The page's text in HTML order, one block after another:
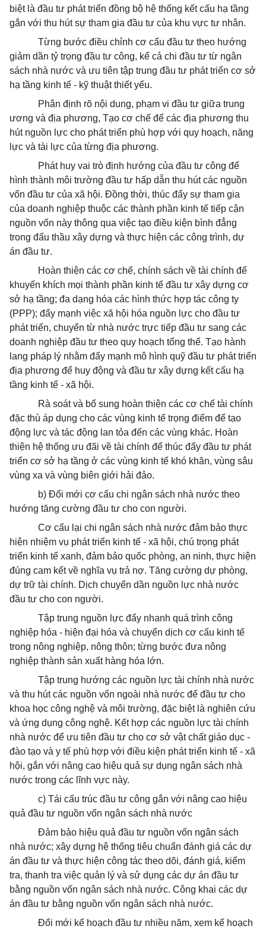
biệt là đầu tư phát triển đồng bộ hệ thống kết cấu hạ tầng
gắn với thu hút sự tham gia đầu tư của khu vực tư nhân.
Từng bước điều chỉnh cơ cấu đầu tư theo hướng
giảm dần tỷ trọng đầu tư công, kể cả chi đầu tư từ ngân
sách nhà nước và ưu tiên tập trung đầu tư phát triển cơ sở
hạ tầng kinh tế - kỹ thuật thiết yếu.
Phân định rõ nội dung, phạm vi đầu tư giữa trung
ương và địa phương, Tạo cơ chế để các địa phương thu
hút nguồn lực cho phát triển phù hợp với quy hoạch, năng
lực và tài lực của từng địa phương.
Phát huy vai trò định hướng của đầu tư công để
hình thành môi trường đầu tư hấp dẫn thu hút các nguồn
vốn đầu tư của xã hội. Đồng thời, thúc đẩy sự tham gia
của doanh nghiệp thuộc các thành phần kinh tế tiếp cận
nguồn vốn này thông qua việc tạo điều kiện bình đẳng
trong đấu thầu xây dựng và thực hiện các công trình, dự
án đầu tư.
Hoàn thiện các cơ chế, chính sách về tài chính để
khuyến khích mọi thành phần kinh tế đầu tư xây dựng cơ
sở hạ tầng; đa dạng hóa các hình thức hợp tác công ty
(PPP); đẩy mạnh việc xã hội hóa nguồn lực cho đầu tư
phát triển, chuyển từ nhà nước trực tiếp đầu tư sang các
doanh nghiệp đầu tư theo quy hoạch tổng thể. Tạo hành
lang pháp lý nhằm đẩy mạnh mô hình quỹ đầu tư phát triển
địa phương để huy động và đầu tư xây dựng kết cấu hạ
tầng kinh tế - xã hội.
Rà soát và bổ sung hoàn thiện các cơ chế tài chính
đặc thù áp dụng cho các vùng kinh tế trọng điểm để tạo
động lực và tác động lan tỏa đến các vùng khác. Hoàn
thiện hệ thống ưu đãi về tài chính để thúc đẩy đầu tư phát
triển cơ sở hạ tầng ở các vùng kinh tế khó khăn, vùng sâu
vùng xa và vùng biên giới hải đảo.
b) Đổi mới cơ cấu chi ngân sách nhà nước theo
hướng tăng cường đầu tư cho con người.
Cơ cấu lại chi ngân sách nhà nước đảm bảo thực
hiện nhiệm vụ phát triển kinh tế - xã hội, chú trọng phát
triển kinh tế xanh, đảm bảo quốc phòng, an ninh, thực hiện
đúng cam kết về nghĩa vụ trả nợ. Tăng cường dự phòng,
dự trữ tài chính. Dịch chuyển dần nguồn lực nhà nước
đầu tư cho con người.
Tập trung nguồn lực đẩy nhanh quá trình công
nghiệp hóa - hiện đại hóa và chuyển dịch cơ cấu kinh tế
trong nông nghiệp, nông thôn; từng bước đưa nông
nghiệp thành sản xuất hàng hóa lớn.
Tập trung hướng các nguồn lực tài chính nhà nước
và thu hút các nguồn vốn ngoài nhà nước để đầu tư cho
khoa học công nghệ và môi trường, đặc biệt là nghiên cứu
và ứng dụng công nghệ. Kết hợp các nguồn lực tài chính
nhà nước để ưu tiên đầu tư cho cơ sở vật chất giáo dục -
đào tạo và y tế phù hợp với điều kiện phát triển kinh tế - xã
hội, gắn với nâng cao hiệu quả sự dụng ngân sách nhà
nước trong các lĩnh vực này.
c) Tái cấu trúc đầu tư công gắn với nâng cao hiệu
quả đầu tư nguồn vốn ngân sách nhà nước
Đảm bảo hiệu quả đầu tư nguồn vốn ngân sách
nhà nước; xây dựng hệ thống tiêu chuẩn đánh giá các dự
án đầu tư và thực hiện công tác theo dõi, đánh giá, kiểm
tra, thanh tra việc quản lý và sử dụng các dự án đầu tư
bằng nguồn vốn ngân sách nhà nước. Công khai các dự
án đầu tư bằng nguồn vốn ngân sách nhà nước.
Đổi mới kế hoạch đầu tư nhiều năm, xem kế hoạch